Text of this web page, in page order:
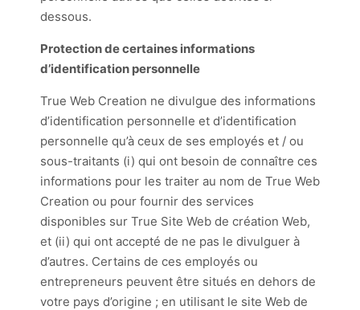
dessous.
Protection de certaines informations
d’identification personnelle
True Web Creation ne divulgue des informations
d’identification personnelle et d’identification
personnelle qu’à ceux de ses employés et / ou
sous-traitants (i) qui ont besoin de connaître ces
informations pour les traiter au nom de True Web
Creation ou pour fournir des services
disponibles sur True Site Web de création Web,
et (ii) qui ont accepté de ne pas le divulguer à
d’autres. Certains de ces employés ou
entrepreneurs peuvent être situés en dehors de
votre pays d’origine ; en utilisant le site Web de